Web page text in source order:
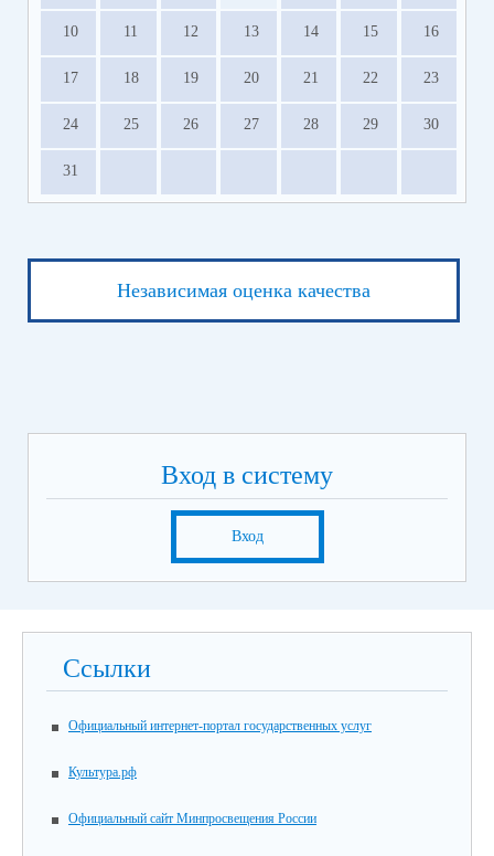
10 11 12 13 14 15 16
17 18 19 20 21 22 23
24 25 26 27 28 29 30
31
Независимая оценка качества
Вход в систему
Вход
Ссылки
Официальный интернет-портал государственных услуг
Культура.рф
Официальный сайт Минпросвещения России